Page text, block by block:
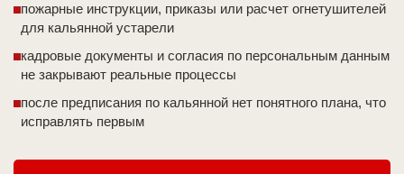
пожарные инструкции, приказы или расчет огнетушителей
для кальянной устарели
кадровые документы и согласия по персональным данным
не закрывают реальные процессы
после предписания по кальянной нет понятного плана, что
исправлять первым